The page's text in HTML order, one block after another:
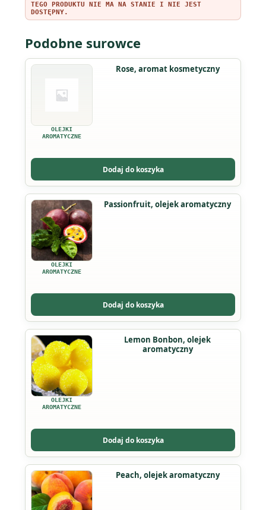
TEGO PRODUKTU NIE MA NA STANIE I NIE JEST
DOSTĘPNY.
Podobne surowce
OLEJKI
AROMATYCZNE
Rose, aromat kosmetyczny
Dodaj do koszyka
OLEJKI
AROMATYCZNE
Passionfruit, olejek aromatyczny
Dodaj do koszyka
Ten
produkt
ma
wiele
wariantów.
Opcje
na
stronie
produktu
OLEJKI
AROMATYCZNE
Lemon Bonbon, olejek
aromatyczny
Dodaj do koszyka
Peach, olejek aromatyczny